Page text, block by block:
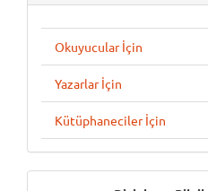
Okuyucular İçin
Yazarlar İçin
Kütüphaneciler İçin